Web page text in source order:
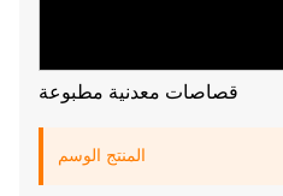
قصاصات معدنية مطبوعة
المنتج الوسم